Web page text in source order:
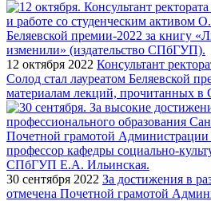
12 октября 2022 Консультант
Солод стал лауреатом Беляевской
материалам лекций, прочитанных
30 сентября 2022 За достижения в
отмечена Почетной грамотой